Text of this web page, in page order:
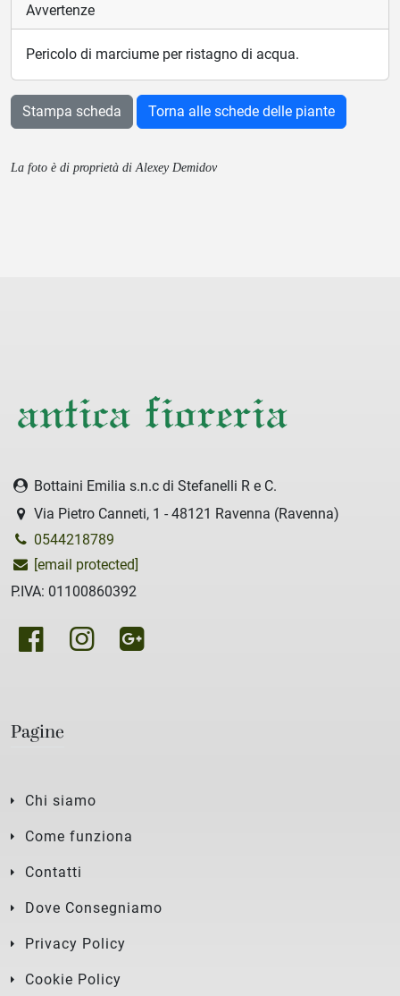
Avvertenze
Pericolo di marciume per ristagno di acqua.
Stampa scheda Torna alle schede delle piante
La foto è di proprietà di Alexey Demidov
Bottaini Emilia s.n.c di Stefanelli R e C.
Via Pietro Canneti, 1 - 48121 Ravenna (Ravenna)
0544218789
[email protected]
P.IVA: 01100860392
Pagine
Chi siamo
Come funziona
Contatti
Dove Consegniamo
Privacy Policy
Cookie Policy